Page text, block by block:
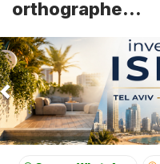
orthographe...
Previous